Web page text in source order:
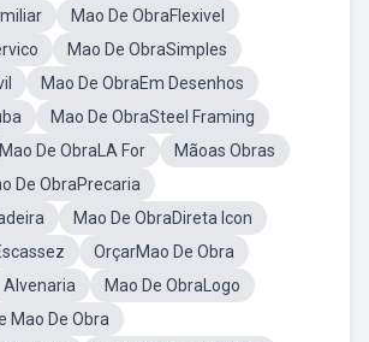
Mao De ObraFlexivel
Mao De ObraSimples
Mao De ObraEm Desenhos
Mao De ObraSteel Framing
Mao De ObraLA For
Mãoas Obras
De ObraPrecaria
Mao De ObraDireta Icon
OrçarMao De Obra
Alvenaria
Mao De ObraLogo
Mao De Obra